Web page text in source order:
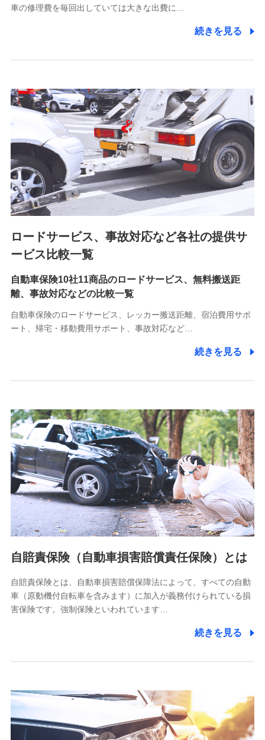
5.通話録音にて取得する情報
7.社員（従業者）の個人情報
人事･勤怠･健康・労務等の管理、給与支給、福利厚生・採用
退職関連処理等の各種手続きのため、当社と従業員または従
業員同士の連絡のため
8.取引先個人情報
取引先としての選定業務、営業情報の提供業務、契約締結手
続き業務、取引管理業務、およびこれらに準ずる業務の遂行
のため
9.お問い合わせ情報
各種お問い合わせに対応するため
10.受託業務の 個人情報
受託業務の遂行およびこれらに準ずる業務の遂行のため
11.マイカー通勤管理クラウド並びに法人向けASPサー
をお送りするため
分析するため
当社の対応品質向上やお問い合わせ内容の正確な把握のため
個人情報保護管理者の職名、連絡先
株式会社ドコモ・インシュアランス 営業部長
〒103-0013 東京都中央区日本橋人形町2-14-10 アーバン
ネット日本橋ビル 3F
株式会社ドコモ・インシュアランス
個人情報の第三者提供について
除き、第三者に提供いたしません。
業務の委託
当社は利用目的の達成に必要な範囲内において個人情報の取
【共同して利用される利用データの項目】
当社又は株式会社NTTドコモがサービス提供等を通じて取得
した、以下の情報などの個人データ
車の修理費を毎回出していては大きな出費に…
続きを見る
ロードサービス、事故対応など各社の提供サ
ービス比較一覧
自動車保険10社11商品のロードサービス、無料搬送距
離、事故対応などの比較一覧
自動車保険のロードサービス、レッカー搬送距離、宿泊費用サポ
ート、帰宅・移動費用サポート、事故対応など…
続きを見る
自賠責保険（自動車損害賠償責任保険）とは
自賠責保険とは、自動車損害賠償保障法によって、すべての自動
車（原動機付自転車を含みます）に加入が義務付けられている損
害保険です。強制保険といわれています…
続きを見る